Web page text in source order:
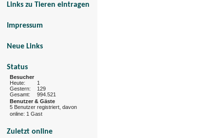
Links zu Tieren eintragen
Impressum
Neue Links
Status
Besucher
Heute:
1
Gestern:
129
Gesamt:
994.521
Benutzer & Gäste
5 Benutzer registriert, davon
online: 1 Gast
Zuletzt online